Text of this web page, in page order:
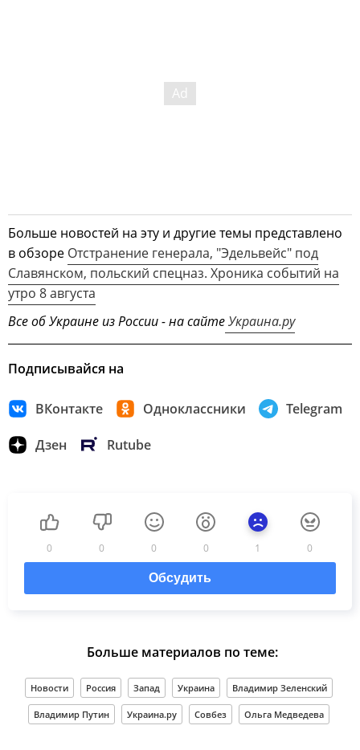
Больше новостей на эту и другие темы представлено
в обзоре Отстранение генерала, "Эдельвейс" под
Славянском, польский спецназ. Хроника событий на
утро 8 августа
Все об Украине из России - на сайтеУкраина.ру
Подписывайся на
ВКонтакте Одноклассники Telegram
Дзен Rutube
0 0 0 0 1 0
Обсудить
Больше материалов по теме:
Новости Россия Запад Украина Владимир Зеленский
Владимир Путин Украина.ру Совбез Ольга Медведева